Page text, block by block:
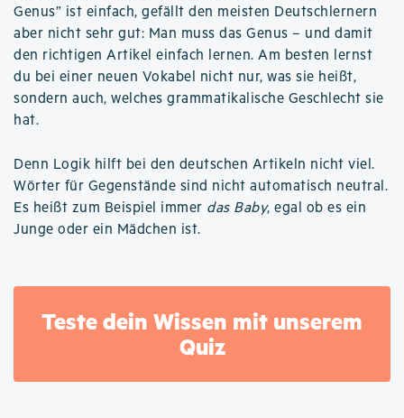
Genus” ist einfach, gefällt den meisten Deutschlernern
aber nicht sehr gut: Man muss das Genus – und damit
den richtigen Artikel einfach lernen. Am besten lernst
du bei einer neuen Vokabel nicht nur, was sie heißt,
sondern auch, welches grammatikalische Geschlecht sie
hat.
Denn Logik hilft bei den deutschen Artikeln nicht viel.
Wörter für Gegenstände sind nicht automatisch neutral.
Es heißt zum Beispiel immer das Baby, egal ob es ein
Junge oder ein Mädchen ist.
Teste dein Wissen mit unserem
Quiz